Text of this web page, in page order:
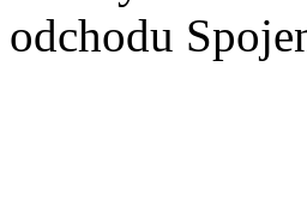
odchodu